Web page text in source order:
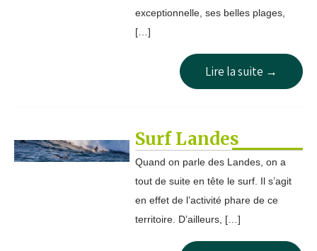
exceptionnelle, ses belles plages,
[…]
Lire la suite →
Surf Landes
Quand on parle des Landes, on a
tout de suite en tête le surf. Il s’agit
en effet de l’activité phare de ce
territoire. D’ailleurs, […]